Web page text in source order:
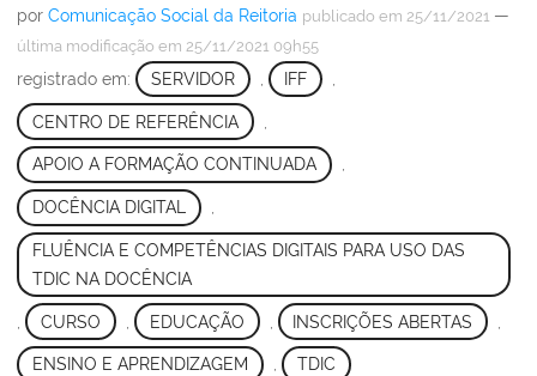
por Comunicação Social da Reitoria publicado em 25/11/2021 —
última modificação em 25/11/2021 09h55
registrado em: SERVIDOR IFF
CENTRO DE REFERÊNCIA
APOIO A FORMAÇÃO CONTINUADA ,
DOCÊNCIA DIGITAL
FLUÊNCIA E COMPETÊNCIAS DIGITAIS PARA USO DAS
TDIC NA DOCÊNCIA
CURSO EDUCAÇÃO INSCRIÇÕES ABERTAS
ENSINO E APRENDIZAGEM , TDIC